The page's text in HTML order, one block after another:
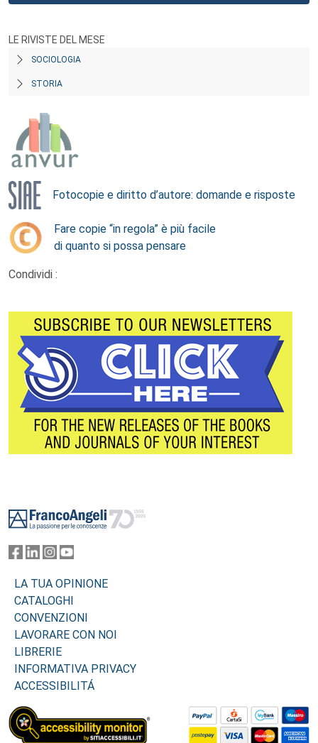
LE RIVISTE DEL MESE
SOCIOLOGIA
STORIA
Fotocopie e diritto d’autore: domande e risposte
Fare copie “in regola” è più facile
di quanto si possa pensare
Condividi :
LA TUA OPINIONE
CATALOGHI
CONVENZIONI
LAVORARE CON NOI
LIBRERIE
INFORMATIVA PRIVACY
ACCESSIBILITÁ